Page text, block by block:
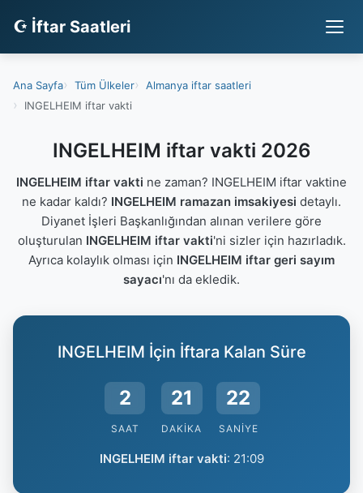
☪ İftar Saatleri
Ana Sayfa Tüm Ülkeler
Almanya iftar saatleri
INGELHEIM iftar vakti
INGELHEIM iftar vakti 2026
INGELHEIM iftar vakti ne zaman? INGELHEIM iftar vaktine
ne kadar kaldı? INGELHEIM ramazan imsakiyesi detaylı.
Diyanet İşleri Başkanlığından alınan verilere göre
oluşturulan INGELHEIM iftar vakti'ni sizler için hazırladık.
Ayrıca kolaylık olması için INGELHEIM iftar geri sayım
sayacı'nı da ekledik.
INGELHEIM İçin İftara Kalan Süre
2
SAAT
21
DAKIKA
21
SANIYE
INGELHEIM iftar vakti: 21:09